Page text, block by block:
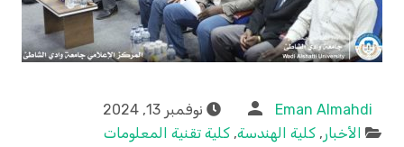
Eman Almahdi
نوفمبر 13, 2024
الأخبار , كلية الهندسة, كلية تقنية المعلومات